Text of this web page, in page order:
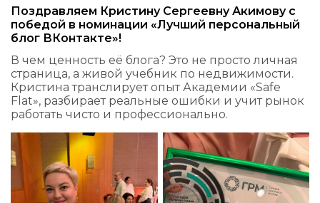
Поздравляем Кристину Сергеевну Акимовус
победой в номинации «Лучший персональный
блог ВКонтакте»!
В чем ценность её блога? Это не просто личная
страница, а живой учебник по недвижимости.
Кристина транслирует опыт Академии «Safe
Flat», разбирает реальные ошибки и учит рынок
работать чисто и профессионально.